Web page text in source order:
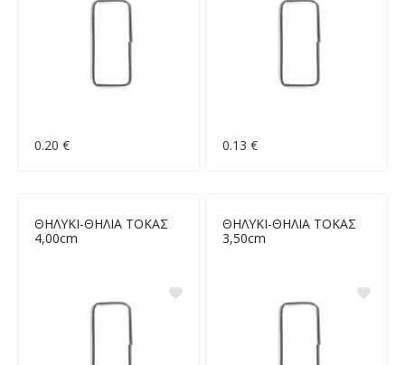
0.20 € 0.13 €
ΘΗΛΥΚΙ-ΘΗΛΙΑ ΤΟΚΑΣ
4,00cm
ΘΗΛΥΚΙ-ΘΗΛΙΑ ΤΟΚΑΣ
3,50cm